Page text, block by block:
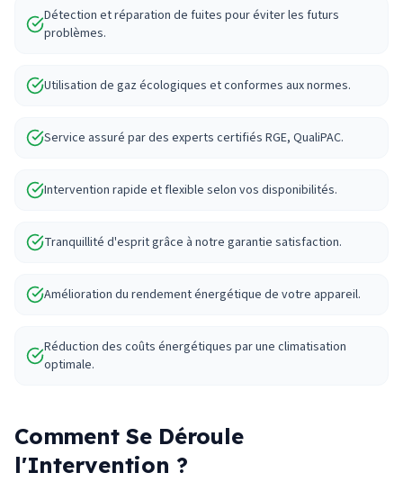
Détection et réparation de fuites pour éviter les futurs
problèmes.
Utilisation de gaz écologiques et conformes aux normes.
Service assuré par des experts certifiés RGE, QualiPAC.
Intervention rapide et flexible selon vos disponibilités.
Tranquillité d'esprit grâce à notre garantie satisfaction.
Amélioration du rendement énergétique de votre appareil.
Réduction des coûts énergétiques par une climatisation
optimale.
Comment Se Déroule
l'Intervention ?